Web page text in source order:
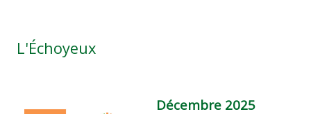
L'Échoyeux
Décembre 2025